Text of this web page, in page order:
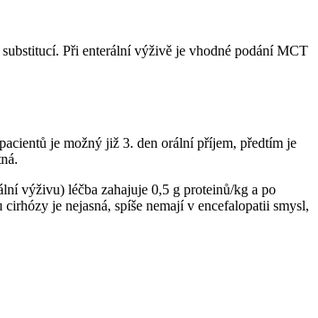
Při enterální výživě je vhodné podání MCT
je možný již 3. den orální příjem, předtím je
výživu) léčba zahajuje 0,5 g proteinů/kg a po
je nejasná, spíše nemají v encefalopatii smysl,